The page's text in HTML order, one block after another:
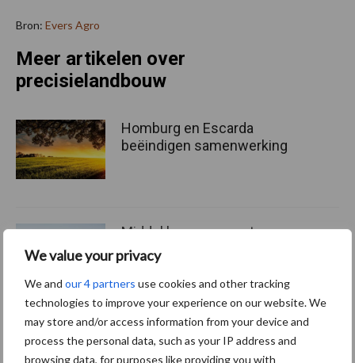
We value your privacy
We and our 4 partners use cookies and other tracking
technologies to improve your experience on our website. We
may store and/or access information from your device and
process the personal data, such as your IP address and
browsing data, for purposes like providing you with
Bron: Evers Agro
Meer artikelen over
precisielandbouw
Homburg en Escarda
beëindigen samenwerking
Middel besparen met
precisiespuiten: “Elke
druppel op de juiste plek”
In-row wieders: camera’s en
schoffelelementen vormen